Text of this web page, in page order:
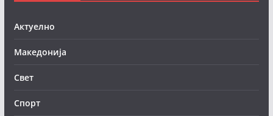
Актуелно
Македонија
Свет
Спорт